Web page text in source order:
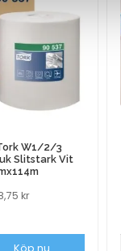
W1/2/3
Slitstark Vit
kr
Köp nu